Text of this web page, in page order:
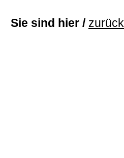
Sie sind hier / zurück